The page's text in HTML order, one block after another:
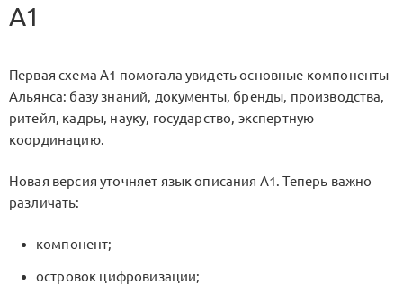
A1
Первая схема A1 помогала увидеть основные компоненты
Альянса: базу знаний, документы, бренды, производства,
ритейл, кадры, науку, государство, экспертную
координацию.
Новая версия уточняет язык описания A1. Теперь важно
различать:
компонент;
островок цифровизации;